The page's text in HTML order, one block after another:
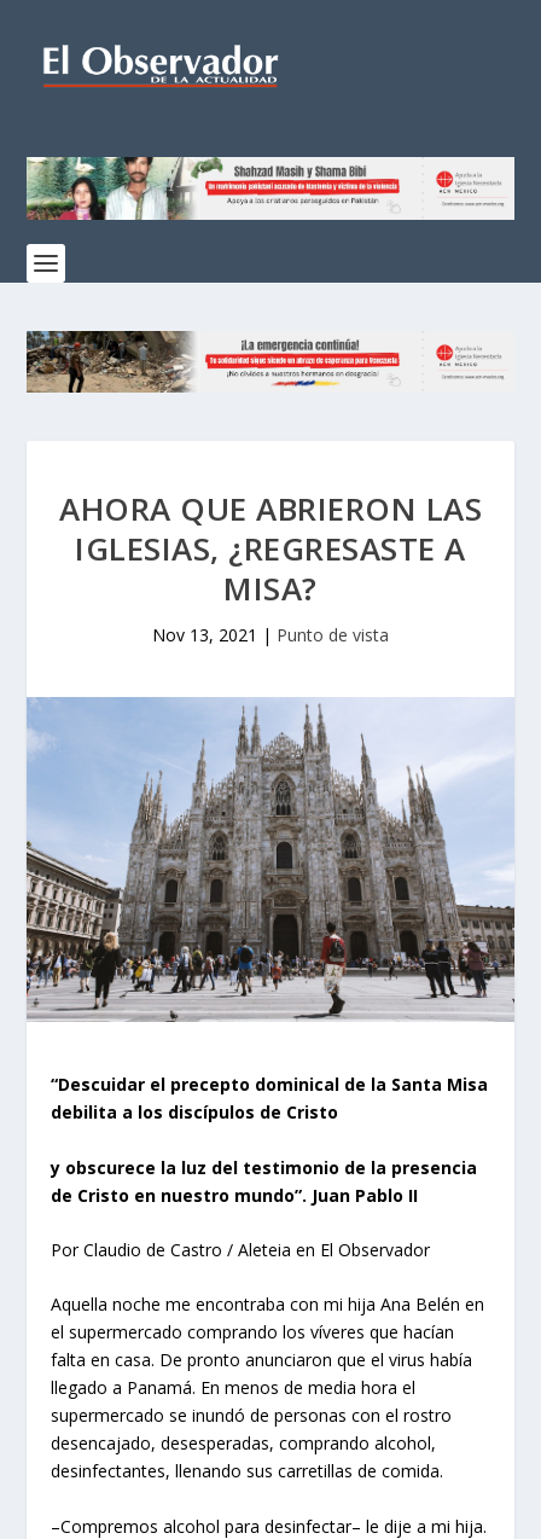
AHORA QUE ABRIERON LAS
IGLESIAS, ¿REGRESASTE A
MISA?
Nov 13, 2021 | Punto de vista
“Descuidar el precepto dominical de la Santa Misa
debilita a los discípulos de Cristo
y obscurece la luz del testimonio de la presencia
de Cristo en nuestro mundo”. Juan Pablo II
Por Claudio de Castro / Aleteia en El Observador
Aquella noche me encontraba con mi hija Ana Belén en
el supermercado comprando los víveres que hacían
falta en casa. De pronto anunciaron que el virus había
llegado a Panamá. En menos de media hora el
supermercado se inundó de personas con el rostro
desencajado, desesperadas, comprando alcohol,
desinfectantes, llenando sus carretillas de comida.
–Compremos alcohol para desinfectar– le dije a mi hija.